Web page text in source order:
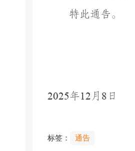
特此通告。
2025年12 月 8 日
标签： 通告